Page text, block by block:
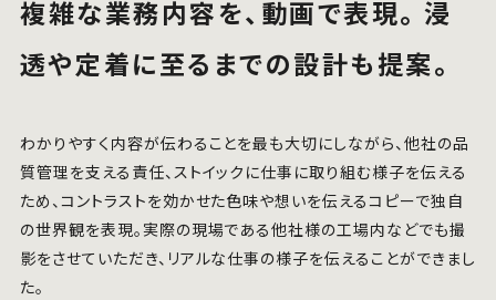
複雑な業務内容を、動画で表現。 浸
透や定着に至るまでの設計も提案。
わかりやすく内容が伝わることを最も大切にしながら、他社の品
質管理を支える責任、ストイックに仕事に取り組む様子を伝える
ため、コントラストを効かせた色味や想いを伝えるコピーで独自
の世界観を表現。実際の現場である他社様の工場内などでも撮
影をさせていただき、リアルな仕事の様子を伝えることができまし
た。